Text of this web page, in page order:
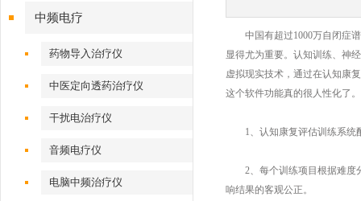
中频电疗
药物导入治疗仪
中医定向透药治疗仪
干扰电治疗仪
音频电疗仪
电脑中频治疗仪
中国有超过1000万自闭症谱
显得尤为重要。认知训练、神
虚拟现实技术，通过在认知康
这个软件功能真的很人性化了。
1、认知康复评估训练系统配
2、每个训练项目根据难度分
响结果的客观公正。